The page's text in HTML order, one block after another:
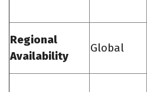
Regional
Availability
Global